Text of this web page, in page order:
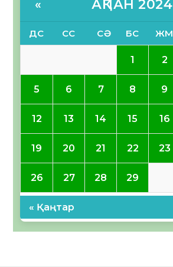
« АҚПАН 2024
ДС СС СӘ БС ЖМ
1 2
5 6 7 8 9
12 13 14 15 16
19 20 21 22 23
26 27 28 29
« Қаңтар